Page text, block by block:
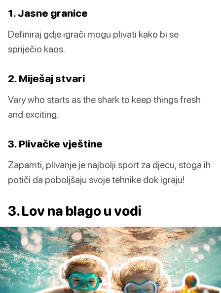
1. Jasne granice
Definiraj gdje igrači mogu plivati kako bi se
spriječio kaos.
2. Miješaj stvari
Vary who starts as the shark to keep things fresh
and exciting.
3. Plivačke vještine
Zapamti, plivanje je najbolji sport za djecu, stoga ih
potiči da poboljšaju svoje tehnike dok igraju!
3. Lov na blago u vodi